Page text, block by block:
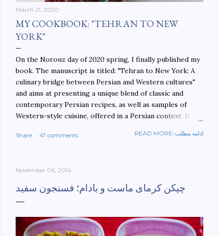
March 21, 2020
MY COOKBOOK: "TEHRAN TO NEW
YORK"
On the Norouz day of 2020 spring, I finally published my
book. The manuscript is titled: "Tehran to New York: A
culinary bridge between Persian and Western cultures"
and aims at presenting a unique blend of classic and
contemporary Persian recipes, as well as samples of
Western-style cuisine, offered in a Persian context. It is
walls. This book aims at constructing a bridge between
York-culinary-cultures-
ebook/dp/B0861H47GS/ref=sr_1_1?
dchild=1&keywords=tehran+to+new+york&qid=158481093
Share 47 comments READ MORE-ادامه مطلب
November 06, 2014
چیکن کرمای ماست و بادام؛ فسنجون سفید